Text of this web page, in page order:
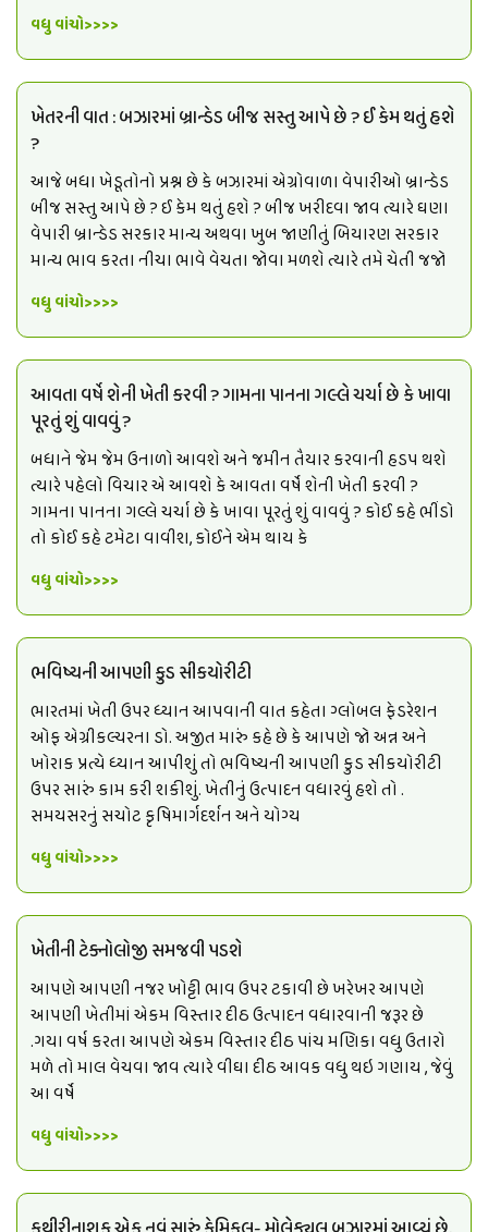
વધુ વાંચો>>>>
ખેતરની વાત : બઝારમાં બ્રાન્ડેડ બીજ સસ્તુ આપે છે ? ઈ કેમ થતું હશે
?
આજે બધા ખેડૂતોનો પ્રશ્ન છે કે બઝારમાં એગ્રોવાળા વેપારીઓ બ્રાન્ડેડ
બીજ સસ્તુ આપે છે ? ઈ કેમ થતું હશે ? બીજ ખરીદવા જાવ ત્યારે ઘણા
વેપારી બ્રાન્ડેડ સરકાર માન્ય અથવા ખુબ જાણીતું બિયારણ સરકાર
માન્ય ભાવ કરતા નીચા ભાવે વેચતા જોવા મળશે ત્યારે તમે ચેતી જજો
વધુ વાંચો>>>>
આવતા વર્ષે શેની ખેતી કરવી ? ગામના પાનના ગલ્લે ચર્ચા છે કે ખાવા
પૂરતું શું વાવવું ?
બધાને જેમ જેમ ઉનાળો આવશે અને જમીન તૈયાર કરવાની હડપ થશે
ત્યારે પહેલો વિચાર એ આવશે કે આવતા વર્ષે શેની ખેતી કરવી ?
ગામના પાનના ગલ્લે ચર્ચા છે કે ખાવા પૂરતું શું વાવવું ? કોઈ કહે ભીંડો
તો કોઈ કહે ટમેટા વાવીશ, કોઈને એમ થાય કે
વધુ વાંચો>>>>
ભવિષ્યની આપણી કુડ સીકયોરીટી
ભારતમાં ખેતી ઉપર ધ્યાન આપવાની વાત કહેતા ગ્લોબલ ફેડરેશન
ઓફ એગ્રીકલ્ચરના ડો. અજીત મારું કહે છે કે આપણે જો અન્ન અને
ખોરાક પ્રત્યે ધ્યાન આપીશું તો ભવિષ્યની આપણી કુડ સીકયોરીટી
ઉપર સારું કામ કરી શકીશું. ખેતીનું ઉત્પાદન વધારવું હશે તો .
સમયસરનું સચોટ કૃષિમાર્ગદર્શન અને યોગ્ય
વધુ વાંચો>>>>
ખેતીની ટેક્નોલોજી સમજવી પડશે
આપણે આપણી નજર ખોટ્ટી ભાવ ઉપર ટકાવી છે ખરેખર આપણે
આપણી ખેતીમાં એકમ વિસ્તાર દીઠ ઉત્પાદન વધારવાની જરૂર છે
.ગયા વર્ષ કરતા આપણે એકમ વિસ્તાર દીઠ પાંચ મણિકા વધુ ઉતારો
મળે તો માલ વેચવા જાવ ત્યારે વીઘા દીઠ આવક વધુ થઇ ગણાય , જેવું
આ વર્ષે
વધુ વાંચો>>>>